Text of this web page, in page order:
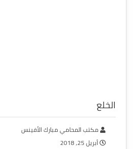
الخلع
مكتب المحامي مبارك الأفينس
أبريل 25, 2018